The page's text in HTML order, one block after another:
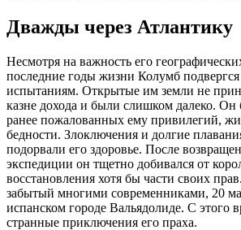
Дважды через Атлантику
Несмотря на важность его
последние годы жизни Колумб
испытаниям. Открытые им земли не
казне дохода и были слишком далеко.
ранее пожалованных ему привилегий,
бедности. Злоключения и долгие
подорвали его здоровье. После
экспедиции он тщетно добивался от
восстановления хотя бы части своих
забытый многими современниками, 20
испанском городе Вальядолиде. С этого
странные приключения его праха.